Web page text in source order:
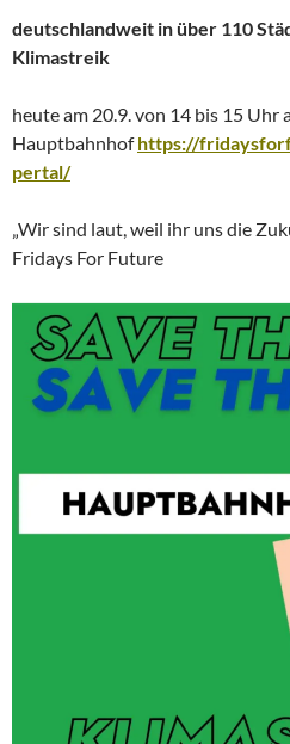
deutschlandweit in über 110
Klimastreik
heute am 20.9. von 14 bis 15
Hauptbahnhofhttps://
pertal/
„Wir sind laut, weil ihr uns die
Fridays For Future